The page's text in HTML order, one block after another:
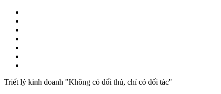
Triết lý kinh doanh "Không có đối thủ, chỉ có đối tác"